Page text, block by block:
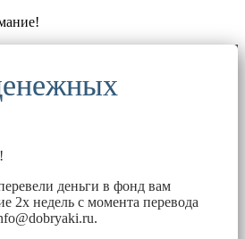
деньги в фонд вам
2х недель с момента перевода
.